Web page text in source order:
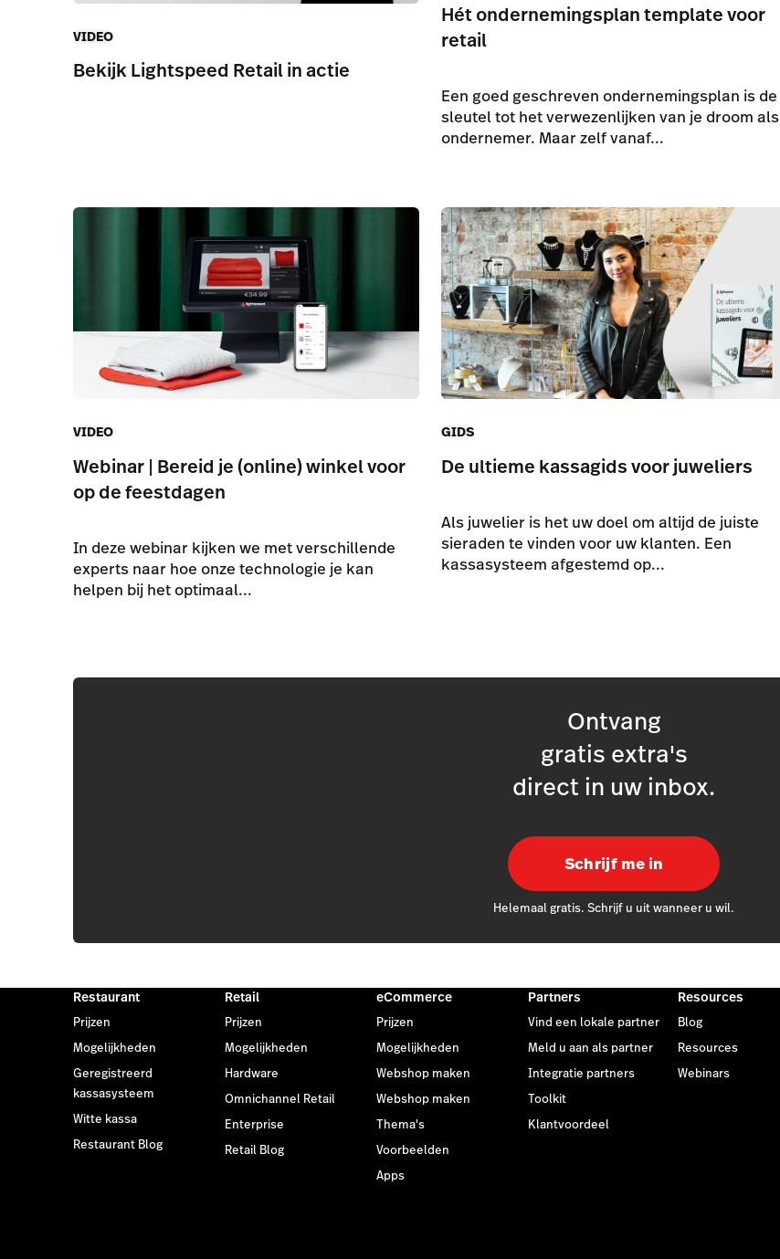
VIDEO
Bekijk Lightspeed Retail in actie
Hét ondernemingsplan template voor
retail
Een goed geschreven ondernemingsplan is de
sleutel tot het verwezenlijken van je droom als
ondernemer. Maar zelf vanaf...
VIDEO
Webinar | Bereid je (online) winkel voor
op de feestdagen
In deze webinar kijken we met verschillende
experts naar hoe onze technologie je kan
helpen bij het optimaal...
GIDS
De ultieme kassagids voor juweliers
Als juwelier is het uw doel om altijd de juiste
sieraden te vinden voor uw klanten. Een
kassasysteem afgestemd op...
Ontvang
gratis extra's
direct in uw inbox.
Schrijf me in
Helemaal gratis. Schrijf u uit wanneer u wil.
Restaurant
Prijzen
Mogelijkheden
Geregistreerd
kassasysteem
Witte kassa
Restaurant Blog
Retail
Prijzen
Mogelijkheden
Hardware
Omnichannel Retail
Enterprise
Retail Blog
eCommerce
Prijzen
Mogelijkheden
Webshop maken
Webshop maken
Thema's
Voorbeelden
Apps
Partners
Vind een lokale partner
Meld u aan als partner
Integratie partners
Toolkit
Klantvoordeel
Resources
Blog
Resources
Webinars